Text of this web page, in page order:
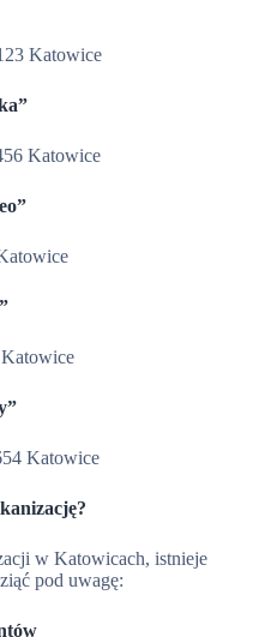
Katowice
Katowice
Katowice
w Katowicach, istnieje
pod uwagę: